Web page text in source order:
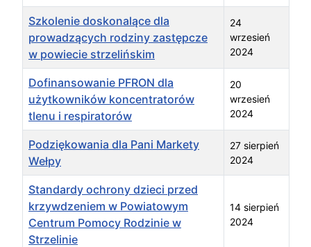
Szkolenie doskonalące dla
prowadzących rodziny zastępcze
w powiecie strzelińskim
24
wrzesień
2024
Dofinansowanie PFRON dla
użytkowników koncentratorów
tlenu i respiratorów
20
wrzesień
2024
Podziękowania dla Pani Markety
Wełpy
27 sierpień
2024
Standardy ochrony dzieci przed
krzywdzeniem w Powiatowym
Centrum Pomocy Rodzinie w
Strzelinie
14 sierpień
2024